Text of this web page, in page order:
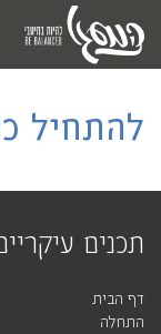
להתחיל
תכנים
דף הבית
התחלה